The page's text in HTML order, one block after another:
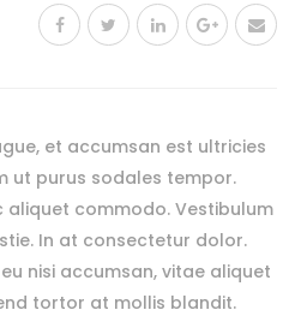
et accumsan est ultricies
ut purus sodales tempor.
aliquet commodo. Vestibulum
In at consectetur dolor.
nisi accumsan, vitae aliquet
tortor at mollis blandit.